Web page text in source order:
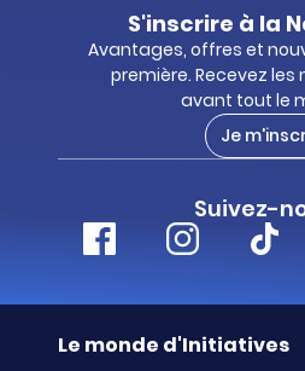
S'inscrire à la
Avantages, offres et
première. Recevez les
avant tout le
Je
Suivez-
Le monde d'Initiatives